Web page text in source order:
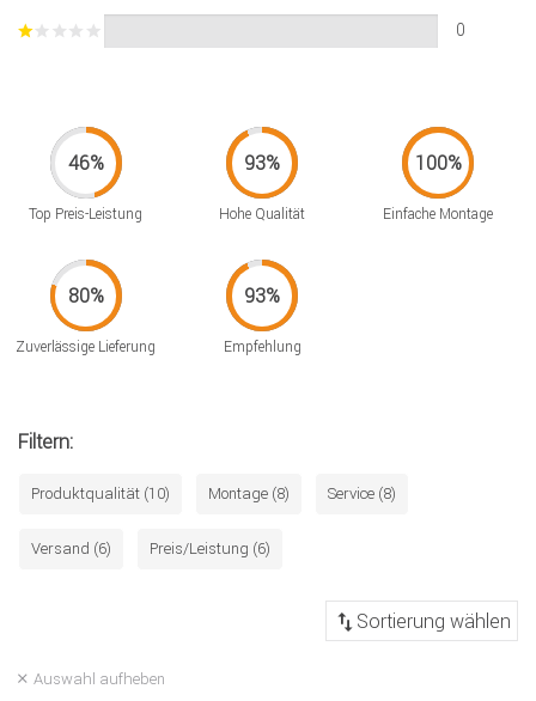
0
Top Preis-Leistung Hohe Qualität Einfache Montage
Zuverlässige Lieferung Empfehlung
Filtern:
Produktqualität (10) Montage (8) Service (8)
Versand (6) Preis/Leistung (6)
Auswahl aufheben